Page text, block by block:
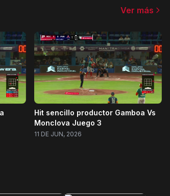
Ver más
Hit sencillo productor Gamboa Vs
Monclova Juego 3
11 DE JUN, 2026